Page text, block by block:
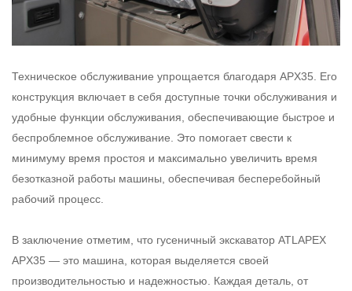
Техническое обслуживание упрощается благодаря APX35. Его
конструкция включает в себя доступные точки обслуживания и
удобные функции обслуживания, обеспечивающие быстрое и
беспроблемное обслуживание. Это помогает свести к
минимуму время простоя и максимально увеличить время
безотказной работы машины, обеспечивая бесперебойный
рабочий процесс.
В заключение отметим, что гусеничный экскаватор ATLAPEX
APX35 — это машина, которая выделяется своей
производительностью и надежностью. Каждая деталь, от